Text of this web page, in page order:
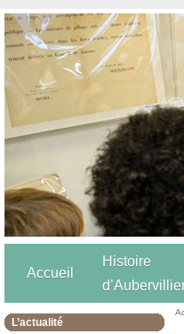
Accueil
Histoire
L’actualité